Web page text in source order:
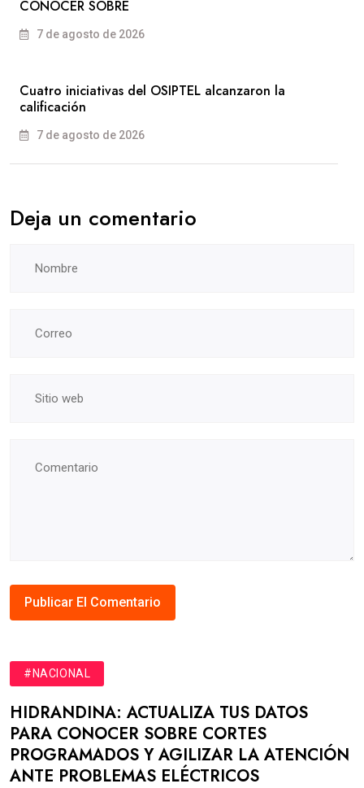
CONOCER SOBRE
7 de agosto de 2026
Cuatro iniciativas del OSIPTEL alcanzaron la
calificación
7 de agosto de 2026
Deja un comentario
#NACIONAL
HIDRANDINA: ACTUALIZA TUS DATOS
PARA CONOCER SOBRE CORTES
PROGRAMADOS Y AGILIZAR LA ATENCIÓN
ANTE PROBLEMAS ELÉCTRICOS